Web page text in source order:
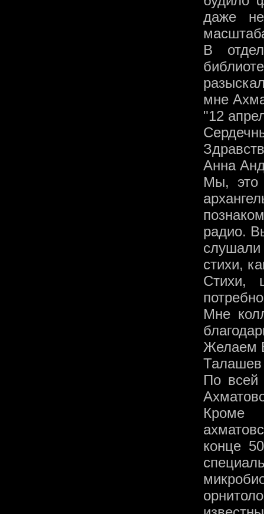
даже
В
мне
"12
Анна
Мы, это
радио.
стихи,
Стихи,
Мне
Желаем
Талашев
По всей
Кроме
конце